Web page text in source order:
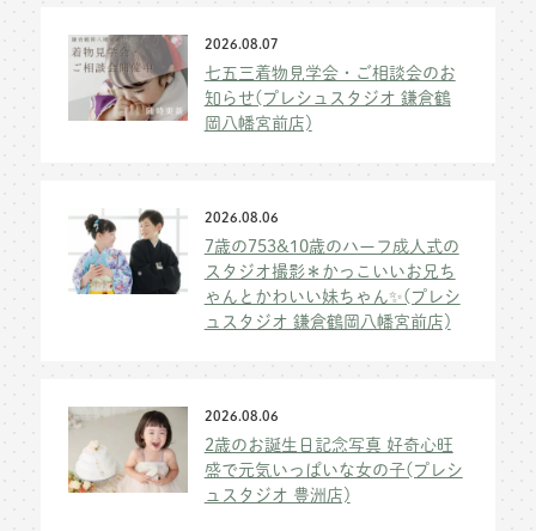
2026.08.07
七五三着物見学会・ご相談会のお
知らせ(プレシュスタジオ 鎌倉鶴
岡八幡宮前店)
2026.08.06
7歳の753&10歳のハーフ成人式の
スタジオ撮影＊かっこいいお兄ち
ゃんとかわいい妹ちゃん✨(プレシ
ュスタジオ 鎌倉鶴岡八幡宮前店)
2026.08.06
2歳のお誕生日記念写真 好奇心旺
盛で元気いっぱいな女の子(プレシ
ュスタジオ 豊洲店)